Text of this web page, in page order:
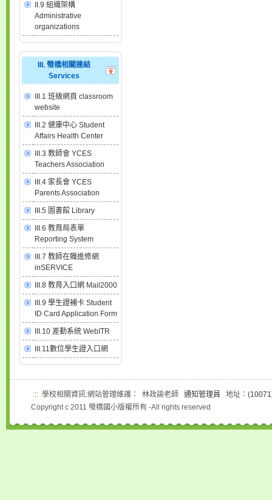
II.9 組織架構
Administrative
organizations
III. 螢橋相關連結
Services
III.1 班級網頁 classroom
website
III.2 健康中心 Student
Affairs Health Center
III.3 教師會 YCES
Teachers Association
III.4 家長會 YCES
Parents Association
III.5 圖書館 Library
III.6 教育局表單
Reporting System
III.7 教師在職進修網
inSERVICE
III.8 教育入口網 Mail2000
III.9 學生證補卡 Student
ID Card Application Form
III.10 差勤系統 WebITR
III.11數位學生證入口網
::: 學校相關資訊:網站管理維護： 林政諭老師 通知管理員 地址：
Copyright c 2011 螢橋國小版權所有 -All rights reserved